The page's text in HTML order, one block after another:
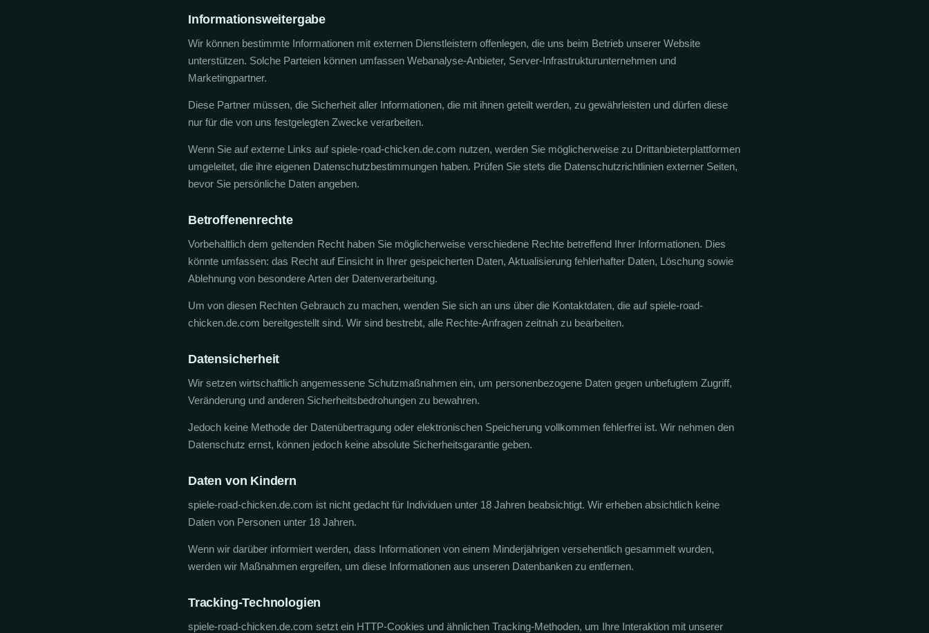
Informationsweitergabe
Wir können bestimmte Informationen mit externen Dienstleistern offenlegen, die uns beim Betrieb unserer Website
unterstützen. Solche Parteien können umfassen Webanalyse-Anbieter, Server-Infrastrukturunternehmen und
Marketingpartner.
Diese Partner müssen, die Sicherheit aller Informationen, die mit ihnen geteilt werden, zu gewährleisten und dürfen diese
nur für die von uns festgelegten Zwecke verarbeiten.
Wenn Sie auf externe Links auf spiele-road-chicken.de.com nutzen, werden Sie möglicherweise zu Drittanbieterplattformen
umgeleitet, die ihre eigenen Datenschutzbestimmungen haben. Prüfen Sie stets die Datenschutzrichtlinien externer Seiten,
bevor Sie persönliche Daten angeben.
Betroffenenrechte
Vorbehaltlich dem geltenden Recht haben Sie möglicherweise verschiedene Rechte betreffend Ihrer Informationen. Dies
könnte umfassen: das Recht auf Einsicht in Ihrer gespeicherten Daten, Aktualisierung fehlerhafter Daten, Löschung sowie
Ablehnung von besondere Arten der Datenverarbeitung.
Um von diesen Rechten Gebrauch zu machen, wenden Sie sich an uns über die Kontaktdaten, die auf spiele-road-
chicken.de.com bereitgestellt sind. Wir sind bestrebt, alle Rechte-Anfragen zeitnah zu bearbeiten.
Datensicherheit
Wir setzen wirtschaftlich angemessene Schutzmaßnahmen ein, um personenbezogene Daten gegen unbefugtem Zugriff,
Veränderung und anderen Sicherheitsbedrohungen zu bewahren.
Jedoch keine Methode der Datenübertragung oder elektronischen Speicherung vollkommen fehlerfrei ist. Wir nehmen den
Datenschutz ernst, können jedoch keine absolute Sicherheitsgarantie geben.
Daten von Kindern
spiele-road-chicken.de.com ist nicht gedacht für Individuen unter 18 Jahren beabsichtigt. Wir erheben absichtlich keine
Daten von Personen unter 18 Jahren.
Wenn wir darüber informiert werden, dass Informationen von einem Minderjährigen versehentlich gesammelt wurden,
werden wir Maßnahmen ergreifen, um diese Informationen aus unseren Datenbanken zu entfernen.
Tracking-Technologien
spiele-road-chicken.de.com setzt ein HTTP-Cookies und ähnlichen Tracking-Methoden, um Ihre Interaktion mit unserer